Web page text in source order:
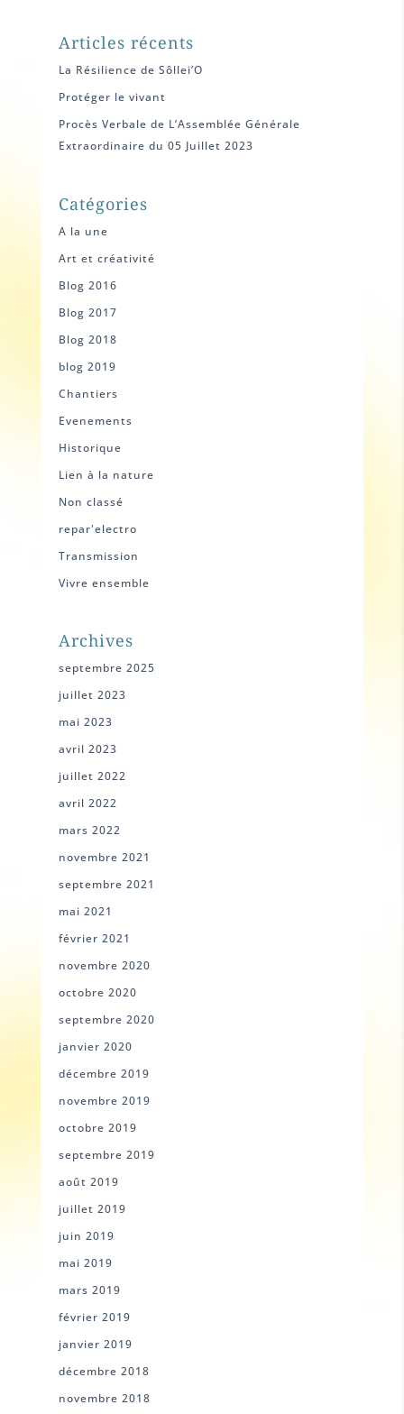
Articles récents
La Résilience de Sôllei’O
Protéger le vivant
Procès Verbale de L’Assemblée Générale
Extraordinaire du 05 Juillet 2023
Catégories
A la une
Art et créativité
Blog 2016
Blog 2017
Blog 2018
blog 2019
Chantiers
Evenements
Historique
Lien à la nature
Non classé
repar'electro
Transmission
Vivre ensemble
Archives
septembre 2025
juillet 2023
mai 2023
avril 2023
juillet 2022
avril 2022
mars 2022
novembre 2021
septembre 2021
mai 2021
février 2021
novembre 2020
octobre 2020
septembre 2020
janvier 2020
décembre 2019
novembre 2019
octobre 2019
septembre 2019
août 2019
juillet 2019
juin 2019
mai 2019
mars 2019
février 2019
janvier 2019
décembre 2018
novembre 2018